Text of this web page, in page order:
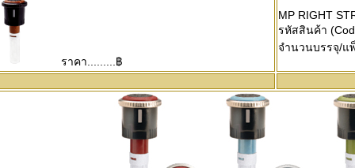
ราคา.........฿
MP RIGHT
รหัสสินค้า
จำนวนบรรจุ/แ